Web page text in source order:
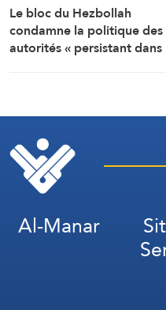
Le bloc du Hezbollah
condamne la politique des
autorités « persistant dans
Al-Manar